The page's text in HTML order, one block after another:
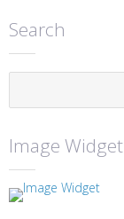
Search
Image Widget